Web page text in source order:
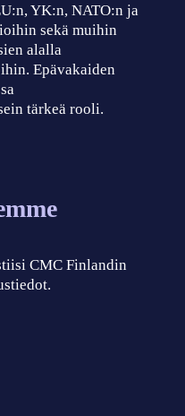
YK:n, NATO:n ja
sekä muihin
alalla
Epävakaiden
tärkeä rooli.
CMC Finlandin